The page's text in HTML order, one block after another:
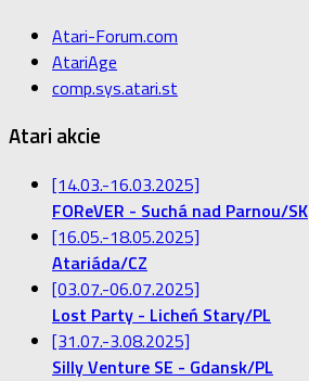
Atari-Forum.com
AtariAge
comp.sys.atari.st
Atari akcie
[14.03.-16.03.2025]
FOReVER - Suchá nad Parnou/SK
[16.05.-18.05.2025]
Atariáda/CZ
[03.07.-06.07.2025]
Lost Party - Licheń Stary/PL
[31.07.-3.08.2025]
Silly Venture SE - Gdansk/PL